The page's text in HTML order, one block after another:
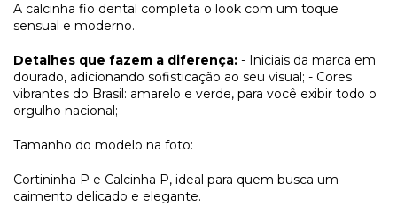
A calcinha fio dental completa o look com um toque
sensual e moderno.
Detalhes que fazem a diferença: - Iniciais da marca em
dourado, adicionando sofisticação ao seu visual; - Cores
vibrantes do Brasil: amarelo e verde, para você exibir todo o
orgulho nacional;
Tamanho do modelo na foto:
Cortininha P e Calcinha P, ideal para quem busca um
caimento delicado e elegante.